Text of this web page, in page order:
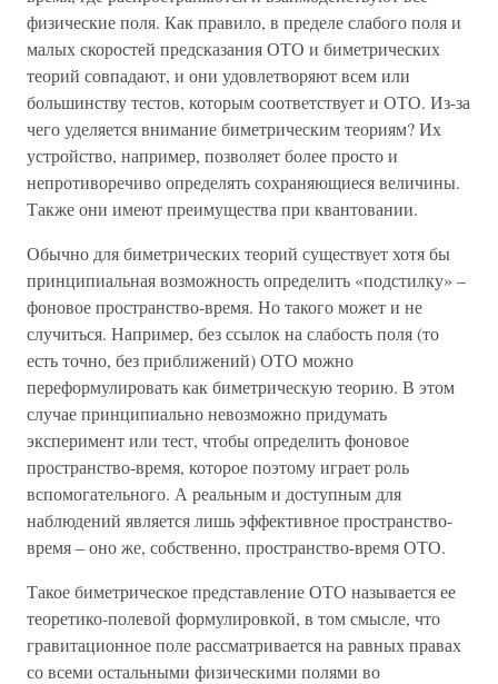
физические поля. Как правило, в пределе слабого поля и
малых скоростей предсказания ОТО и биметрических
теорий совпадают, и они удовлетворяют всем или
большинству тестов, которым соответствует и ОТО. Из-за
чего уделяется внимание биметрическим теориям? Их
устройство, например, позволяет более просто и
непротиворечиво определять сохраняющиеся величины.
Также они имеют преимущества при квантовании.
Обычно для биметрических теорий существует хотя бы
принципиальная возможность определить «подстилку» –
фоновое пространство-время. Но такого может и не
случиться. Например, без ссылок на слабость поля (то
есть точно, без приближений) ОТО можно
переформулировать как биметрическую теорию. В этом
случае принципиально невозможно придумать
эксперимент или тест, чтобы определить фоновое
пространство-время, которое поэтому играет роль
вспомогательного. А реальным и доступным для
наблюдений является лишь эффективное пространство-
время – оно же, собственно, пространство-время ОТО.
Такое биметрическое представление ОТО называется ее
теоретико-полевой формулировкой, в том смысле, что
гравитационное поле рассматривается на равных правах
со всеми остальными физическими полями во